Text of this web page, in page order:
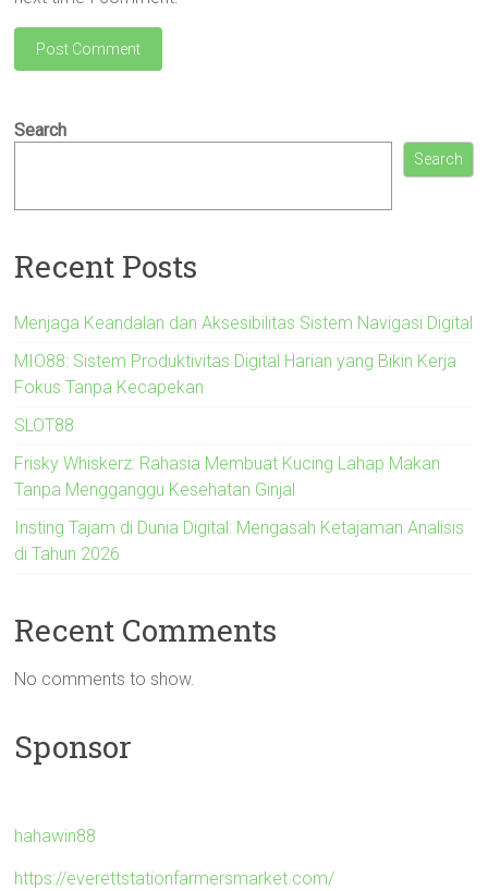
Search
Search
Recent Posts
Menjaga Keandalan dan Aksesibilitas Sistem Navigasi Digital
MIO88: Sistem Produktivitas Digital Harian yang Bikin Kerja
Fokus Tanpa Kecapekan
SLOT88
Frisky Whiskerz: Rahasia Membuat Kucing Lahap Makan
Tanpa Mengganggu Kesehatan Ginjal
Insting Tajam di Dunia Digital: Mengasah Ketajaman Analisis
di Tahun 2026
Recent Comments
No comments to show.
Sponsor
hahawin88
https://everettstationfarmersmarket.com/